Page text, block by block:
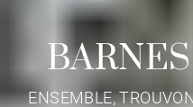
ENSEMBLE,